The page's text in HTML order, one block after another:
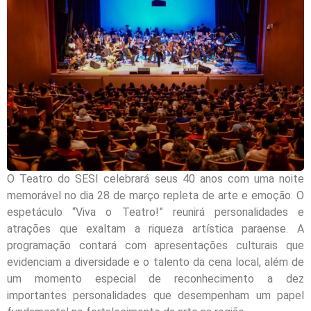
O Teatro do SESI celebrará seus 40 anos com uma noite
memorável no dia 28 de março repleta de arte e emoção. O
espetáculo “Viva o Teatro!” reunirá personalidades e
atrações que exaltam a riqueza artística paraense. A
programação contará com apresentações culturais que
evidenciam a diversidade e o talento da cena local, além de
um momento especial de reconhecimento a dez
importantes personalidades que desempenham um papel